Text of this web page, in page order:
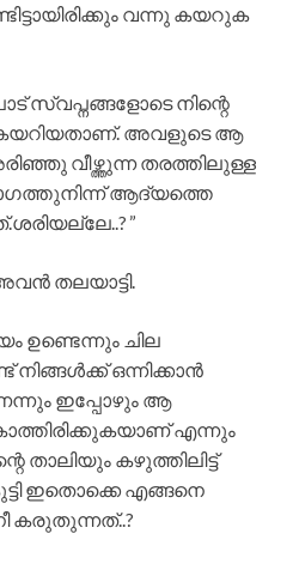
വന്നു കയറുക
സ്വപ്നങ്ങളോടെ നിന്റെ
കയറിയതാണ്. അവളുടെ ആ
വീഴ്ത്തുന്ന തരത്തിലുള്ള
ആദ്യത്തെ
”
തലയാട്ടി.
ഉണ്ടെന്നും ചില
ഒന്നിക്കാൻ
ഇപ്പോഴും ആ
എന്നും
താലിയും കഴുത്തിലിട്ട്
ഇതൊക്കെ എങ്ങനെ
കരുതുന്നത്..?